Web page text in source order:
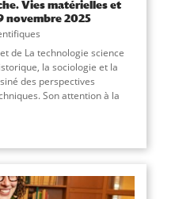
Vies matérielles et
novembre 2025
de La technologie science
la sociologie et la
des perspectives
Son attention à la